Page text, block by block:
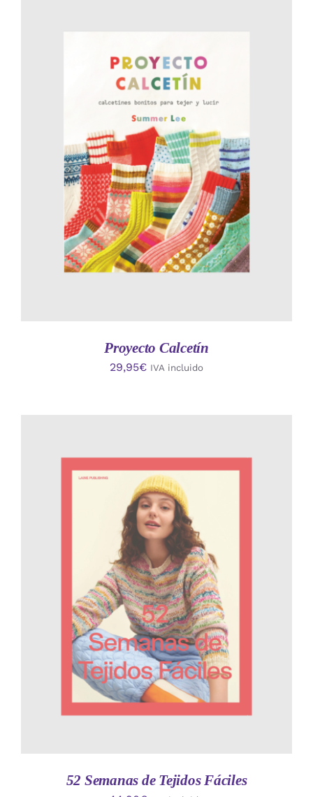
AÑADIR AL CARRITO
/
DETALLES
Proyecto Calcetín
29,95€ IVA incluido
AÑADIR AL CARRITO
/
DETALLES
52 Semanas de Tejidos Fáciles